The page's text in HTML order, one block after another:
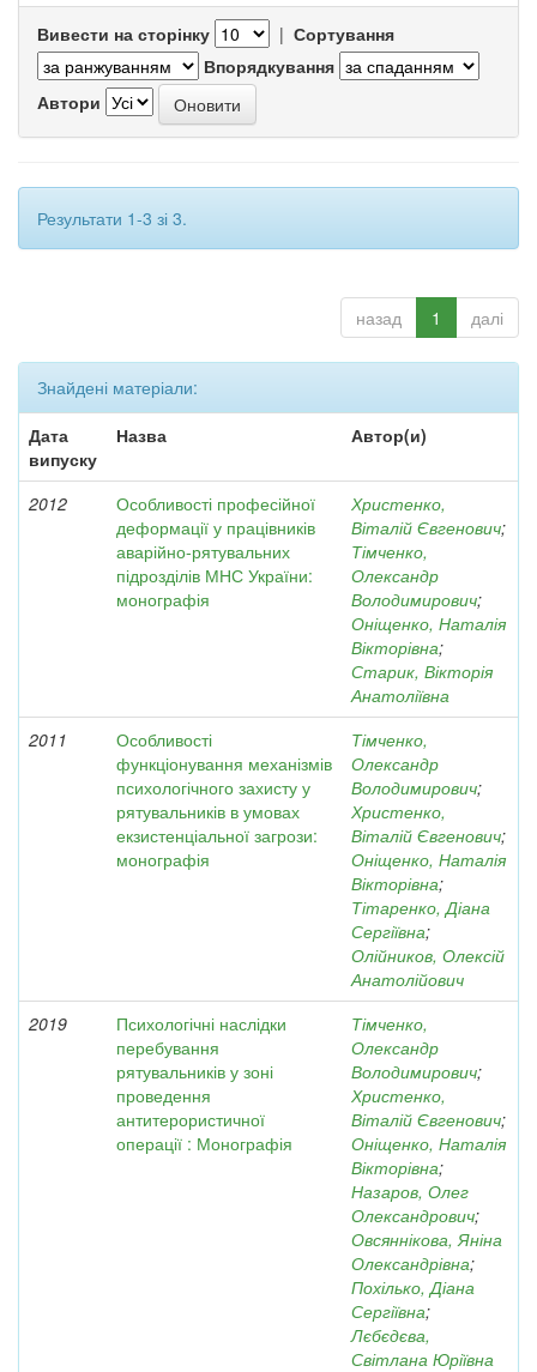
Вивести на сторінку | Сортування
Впорядкування
Автори
Результати 1-3 зі 3.
назад 1 далі
Знайдені матеріали:
Дата
випуску
Назва Автор(и)
2012
Особливості професійної
деформації у працівників
аварійно-рятувальних
підрозділів МНС України:
монографія
Христенко,
Віталій Євгенович;
Тімченко,
Олександр
Володимирович;
Оніщенко, Наталія
Вікторівна;
Старик, Вікторія
Анатоліївна
2011
Особливості
функціонування механізмів
психологічного захисту у
рятувальників в умовах
екзистенціальної загрози:
монографія
Тімченко,
Олександр
Володимирович;
Христенко,
Віталій Євгенович;
Оніщенко, Наталія
Вікторівна;
Тітаренко, Діана
Сергіївна;
Олійников, Олексій
Анатолійович
2019
Психологічні наслідки
перебування
рятувальників у зоні
проведення
антитерористичної
операції : Монографія
Тімченко,
Олександр
Володимирович;
Христенко,
Віталій Євгенович;
Оніщенко, Наталія
Вікторівна;
Назаров, Олег
Олександрович;
Овсяннікова, Яніна
Олександрівна;
Похілько, Діана
Сергіївна;
Лєбєдєва,
Світлана Юріївна